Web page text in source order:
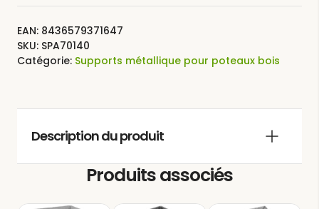
EAN: 8436579371647
SKU: SPA70140
Catégorie: Supports métallique pour poteaux bois
Description du produit
Produits associés